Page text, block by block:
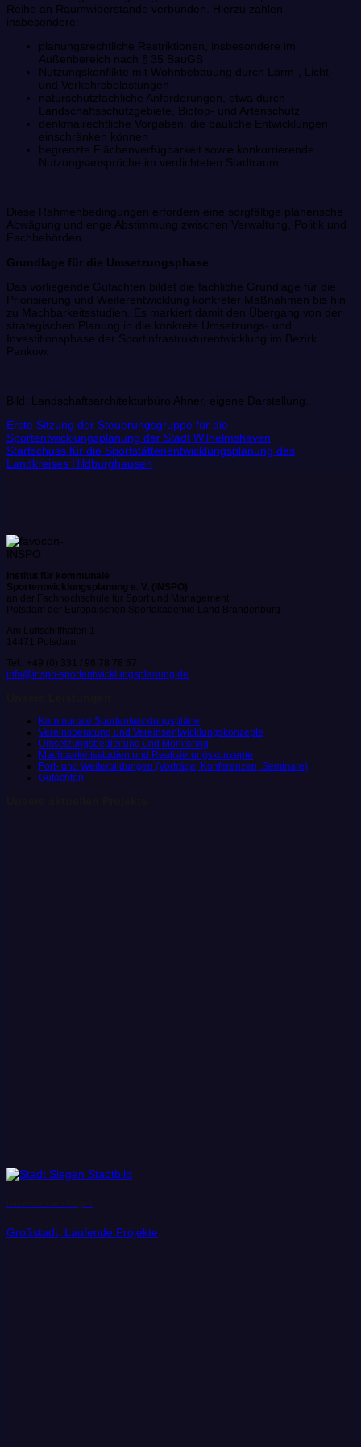
Reihe an Raumwiderstände verbunden. Hierzu zählen
insbesondere:
planungsrechtliche Restriktionen, insbesondere im
Außenbereich nach § 35 BauGB
Nutzungskonflikte mit Wohnbebauung durch Lärm-, Licht-
und Verkehrsbelastungen
naturschutzfachliche Anforderungen, etwa durch
Landschaftsschutzgebiete, Biotop- und Artenschutz
denkmalrechtliche Vorgaben, die bauliche Entwicklungen
einschränken können
begrenzte Flächenverfügbarkeit sowie konkurrierende
Nutzungsansprüche im verdichteten Stadtraum
Diese Rahmenbedingungen erfordern eine sorgfältige planerische
Abwägung und enge Abstimmung zwischen Verwaltung, Politik und
Fachbehörden.
Grundlage für die Umsetzungsphase
Das vorliegende Gutachten bildet die fachliche Grundlage für die
Priorisierung und Weiterentwicklung konkreter Maßnahmen bis hin
zu Machbarkeitsstudien. Es markiert damit den Übergang von der
strategischen Planung in die konkrete Umsetzungs- und
Investitionsphase der Sportinfrastrukturentwicklung im Bezirk
Pankow.
Bild: Landschaftsarchitekturbüro Ahner, eigene Darstellung.
Erste Sitzung der Steuerungsgruppe für die
Sportentwicklungsplanung der Stadt Wilhelmshaven
Startschuss für die Sportstättenentwicklungsplanung des
Landkreises Hildburghausen
Institut für kommunale
Sportentwicklungsplanung e. V. (INSPO)
an der Fachhochschule für Sport und Management
Potsdam der Europäischen Sportakademie Land Brandenburg
Am Luftschiffhafen 1
14471 Potsdam
Tel.: +49 (0) 331 / 96 78 78 57
info@inspo-sportentwicklungsplanung.de
Kommunale Sportentwicklungspläne
Vereinsberatung und Vereinsentwicklungskonzepte
Umsetzungsbegleitung und Monitoring
Machbarkeitsstudien und Realisierungskonzepte
Fort- und Weiterbildungen (Vorträge, Konferenzen, Seminare)
Gutachten
Großstadt, Laufende Projekte